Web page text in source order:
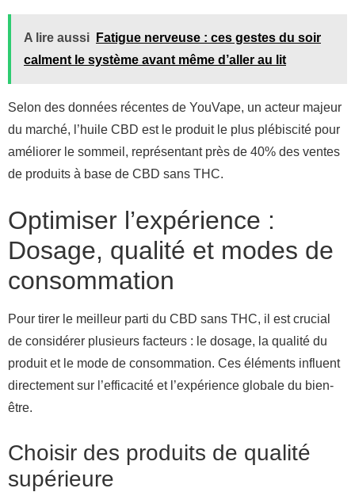
A lire aussi
Fatigue nerveuse : ces gestes du soir
calment le système avant même d’aller au lit
Selon des données récentes de YouVape, un acteur majeur
du marché, l’huile CBD est le produit le plus plébiscité pour
améliorer le sommeil, représentant près de 40% des ventes
de produits à base de CBD sans THC.
Optimiser l’expérience :
Dosage, qualité et modes de
consommation
Pour tirer le meilleur parti du CBD sans THC, il est crucial
de considérer plusieurs facteurs : le dosage, la qualité du
produit et le mode de consommation. Ces éléments influent
directement sur l’efficacité et l’expérience globale du bien-
être.
Choisir des produits de qualité
supérieure